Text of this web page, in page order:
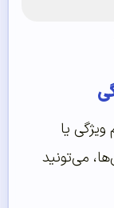
یا
می‌تونید